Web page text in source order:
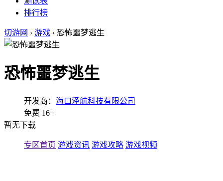
排行榜
切游网 › 游戏 › 恐怖噩梦逃生
恐怖噩梦逃生
开发商： 海口泽航科技有限公司
免费 16+
暂无下载
专区首页 游戏资讯 游戏攻略 游戏视频